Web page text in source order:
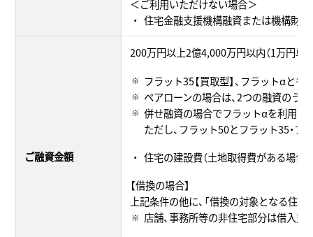
＜ご利用いただけない場合＞
住宅金融支援機構融資または機構財
ご融資金額
200万円以上2億4,000万円以内（1万円単
フラット35【買取型】、フラットαとも
ペアローンの場合は、2つの融資のう
併せ融資の場合でフラットαを利用す
ただし、フラット50とフラット35・
住宅の建設費（土地取得費がある場合
【借換の場合】
上記条件の他に、「借換の対象となる住
店舗、事務所等の非住宅部分は借入対